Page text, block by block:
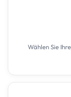
Wählen Sie